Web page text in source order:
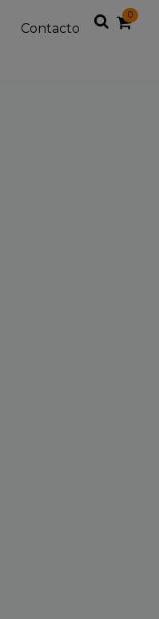
0
Contacto
Buscar